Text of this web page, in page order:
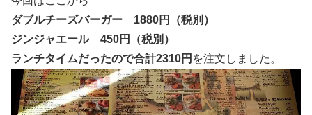
ダブルチーズバーガー 1880円（税別）
ジンジャエール 450円（税別）
ランチタイムだったので合計2310円 を注文しました。